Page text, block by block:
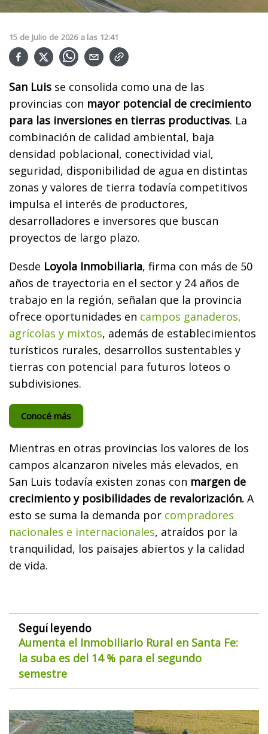
15 de Julio de 2026 a las 12:41
San Luis se consolida como una de las
provincias con mayor potencial de crecimiento
para las inversiones en tierras productivas. La
combinación de calidad ambiental, baja
densidad poblacional, conectividad vial,
seguridad, disponibilidad de agua en distintas
zonas y valores de tierra todavía competitivos
impulsa el interés de productores,
desarrolladores e inversores que buscan
proyectos de largo plazo.
Desde Loyola Inmobiliaria, firma con más de 50
años de trayectoria en el sector y 24 años de
trabajo en la región, señalan que la provincia
ofrece oportunidades en campos ganaderos,
agrícolas y mixtos, además de establecimientos
turísticos rurales, desarrollos sustentables y
tierras con potencial para futuros loteos o
subdivisiones.
Conocé más
Mientras en otras provincias los valores de los
campos alcanzaron niveles más elevados, en
San Luis todavía existen zonas con margen de
crecimiento y posibilidades de revalorización. A
esto se suma la demanda por compradores
nacionales e internacionales, atraídos por la
tranquilidad, los paisajes abiertos y la calidad
de vida.
Seguí leyendo
Aumenta el Inmobiliario Rural en Santa Fe:
la suba es del 14 % para el segundo
semestre